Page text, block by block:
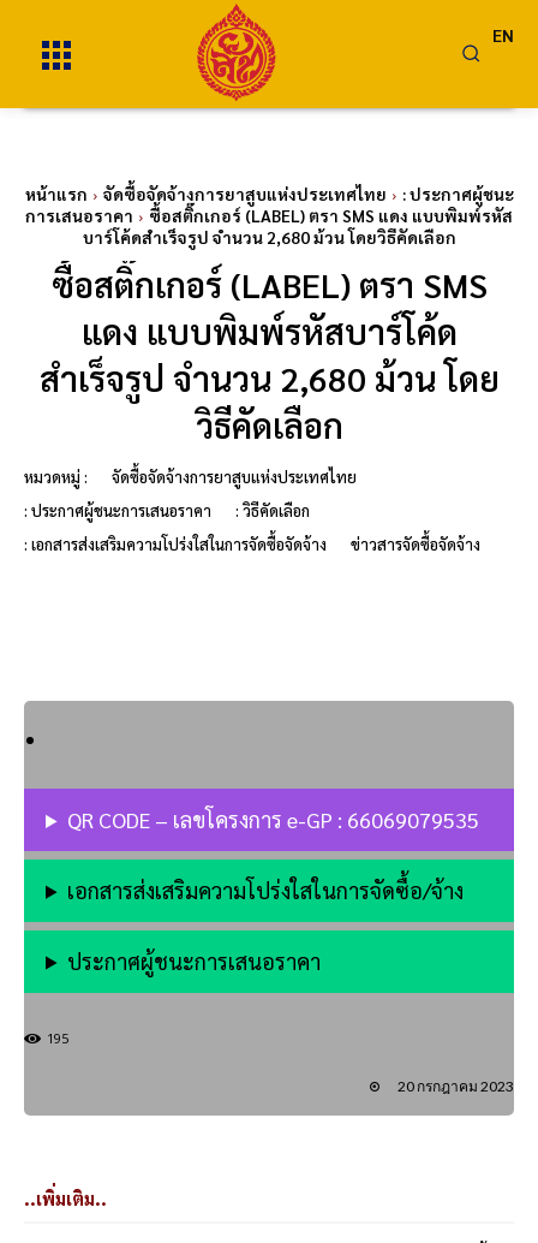
EN
หน้าแรก จัดซื้อจัดจ้างการยาสูบแห่งประเทศไทย
: ประกาศผู้ชนะ
การเสนอราคา
ซื้อสติ๊กเกอร์ (LABEL) ตรา SMS แดง แบบพิมพ์รหัส
บาร์โค้ดสำเร็จรูป จำนวน 2,680 ม้วน โดยวิธีคัดเลือก
ซื้อสติ๊กเกอร์ (LABEL) ตรา SMS
แดง แบบพิมพ์รหัสบาร์โค้ด
สำเร็จรูป จำนวน 2,680 ม้วน โดย
วิธีคัดเลือก
หมวดหมู่ :
จัดซื้อจัดจ้างการยาสูบแห่งประเทศไทย
: ประกาศผู้ชนะการเสนอราคา
: วิธีคัดเลือก
: เอกสารส่งเสริมความโปร่งใสในการจัดซื้อจัดจ้าง
ข่าวสารจัดซื้อจัดจ้าง
QR CODE – เลขโครงการ e-GP : 66069079535
เอกสารส่งเสริมความโปร่งใสในการจัดซื้อ/จ้าง
ประกาศผู้ชนะการเสนอราคา
195
20 กรกฎาคม 2023
..เพิ่มเติม..